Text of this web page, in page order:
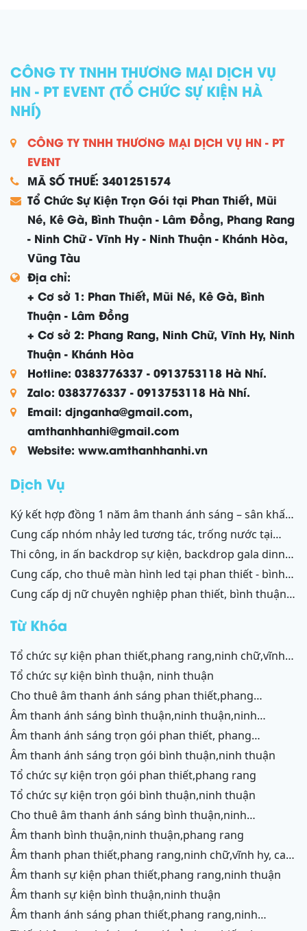
CÔNG TY TNHH THƯƠNG MẠI DỊCH VỤ
HN - PT EVENT (TỔ CHỨC SỰ KIỆN HÀ
NHÍ)
CÔNG TY TNHH THƯƠNG MẠI DỊCH VỤ HN - PT
EVENT
MÃ SỐ THUẾ: 3401251574
Tổ Chức Sự Kiện Trọn Gói tại Phan Thiết, Mũi
Né, Kê Gà, Bình Thuận - Lâm Đồng, Phang Rang
- Ninh Chữ - Vĩnh Hy - Ninh Thuận - Khánh Hòa,
Vũng Tàu
Địa chỉ:
+ Cơ sở 1: Phan Thiết, Mũi Né, Kê Gà, Bình
Thuận - Lâm Đồng
+ Cơ sở 2: Phang Rang, Ninh Chữ, Vĩnh Hy, Ninh
Thuận - Khánh Hòa
Hotline: 0383776337 - 0913753118 Hà Nhí.
Zalo: 0383776337 - 0913753118 Hà Nhí.
Email: djnganha@gmail.com,
amthanhhanhi@gmail.com
Website: www.amthanhhanhi.vn
Dịch Vụ
ký kết hợp đồng 1 năm âm thanh ánh sáng – sân khấu
resort mũi né, tiến thành, kê gà, phan thiết, ninh thuận
cung cấp nhóm nhảy led tương tác, trống nước tại
ninh thuận – bình thuận
thi công, in ấn backdrop sự kiện, backdrop gala dinner,
backdrop team building, backdrop cánh gà, chữ nổi
3d, chữ nổi từ formex, chữ nổi hộp đèn led và ốp alu
phan thiết, bình thuận - ninh thuận - ninh chữ - phan
cung cấp, cho thuê màn hình led tại phan thiết - bình
thuận, ninh thuận - ninh chữ - phang rang
cung cấp dj nữ chuyên nghiệp phan thiết, bình thuận;
Từ Khóa
tổ chức sự kiện phan thiết,phang rang,ninh chữ,vĩnh
hy,cam ranh
tổ chức sự kiện bình thuận, ninh thuận
cho thuê âm thanh ánh sáng phan thiết,phang
rang,ninh chữ,vĩnh hy,cam ranh
âm thanh ánh sáng bình thuận,ninh thuận,ninh
chữ,vĩnh hy,cam ranh
âm thanh ánh sáng trọn gói phan thiết, phang
rang,cam ranh
âm thanh ánh sáng trọn gói bình thuận,ninh thuận
tổ chức sự kiện trọn gói phan thiết,phang rang
tổ chức sự kiện trọn gói bình thuận,ninh thuận
cho thuê âm thanh ánh sáng bình thuận,ninh
thuận,ninh chữ,vĩnh hy,phang rang,cam ranh
âm thanh bình thuận,ninh thuận,phang rang
âm thanh phan thiết,phang rang,ninh chữ,vĩnh hy, cam
ranh
âm thanh sự kiện phan thiết,phang rang,ninh thuận
âm thanh sự kiện bình thuận,ninh thuận
âm thanh ánh sáng phan thiết,phang rang,ninh